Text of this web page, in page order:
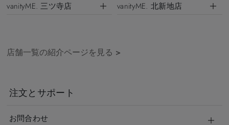
vanityME. 三ツ寺店 vanityME. 北新地店
店舗一覧の紹介ページを見る >
注文とサポート
お問合わせ